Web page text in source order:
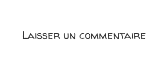
Laisser un commentaire